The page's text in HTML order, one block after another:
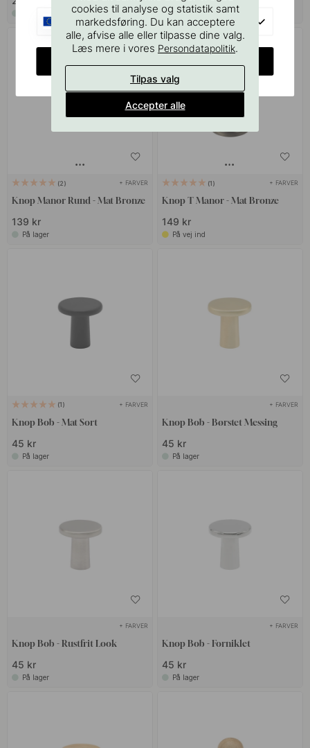
På lager
2 + FARVER
Knop Manor Rund - Mat Bronze
139 kr
På lager
1 + FARVER
Knop T Manor - Mat Bronze
149 kr
På vej ind
1 + FARVER
Knop Bob - Mat Sort
45 kr
På lager
+ FARVER
Knop Bob - Børstet Messing
45 kr
På lager
+ FARVER
Knop Bob - Rustfrit Look
45 kr
På lager
+ FARVER
Knop Bob - Forniklet
45 kr
På lager
cookies til analyse og statistik samt
markedsføring. Du kan acceptere
alle, afvise alle eller tilpasse dine valg.
Læs mere i vores Persondatapolitik.
Tilpas valg
Accepter alle
EU